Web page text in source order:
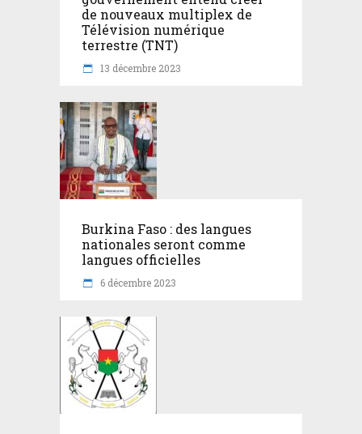
de nouveaux multiplex de
Télévision numérique
terrestre (TNT)
13 décembre 2023
Burkina Faso : des langues
nationales seront comme
langues officielles
6 décembre 2023